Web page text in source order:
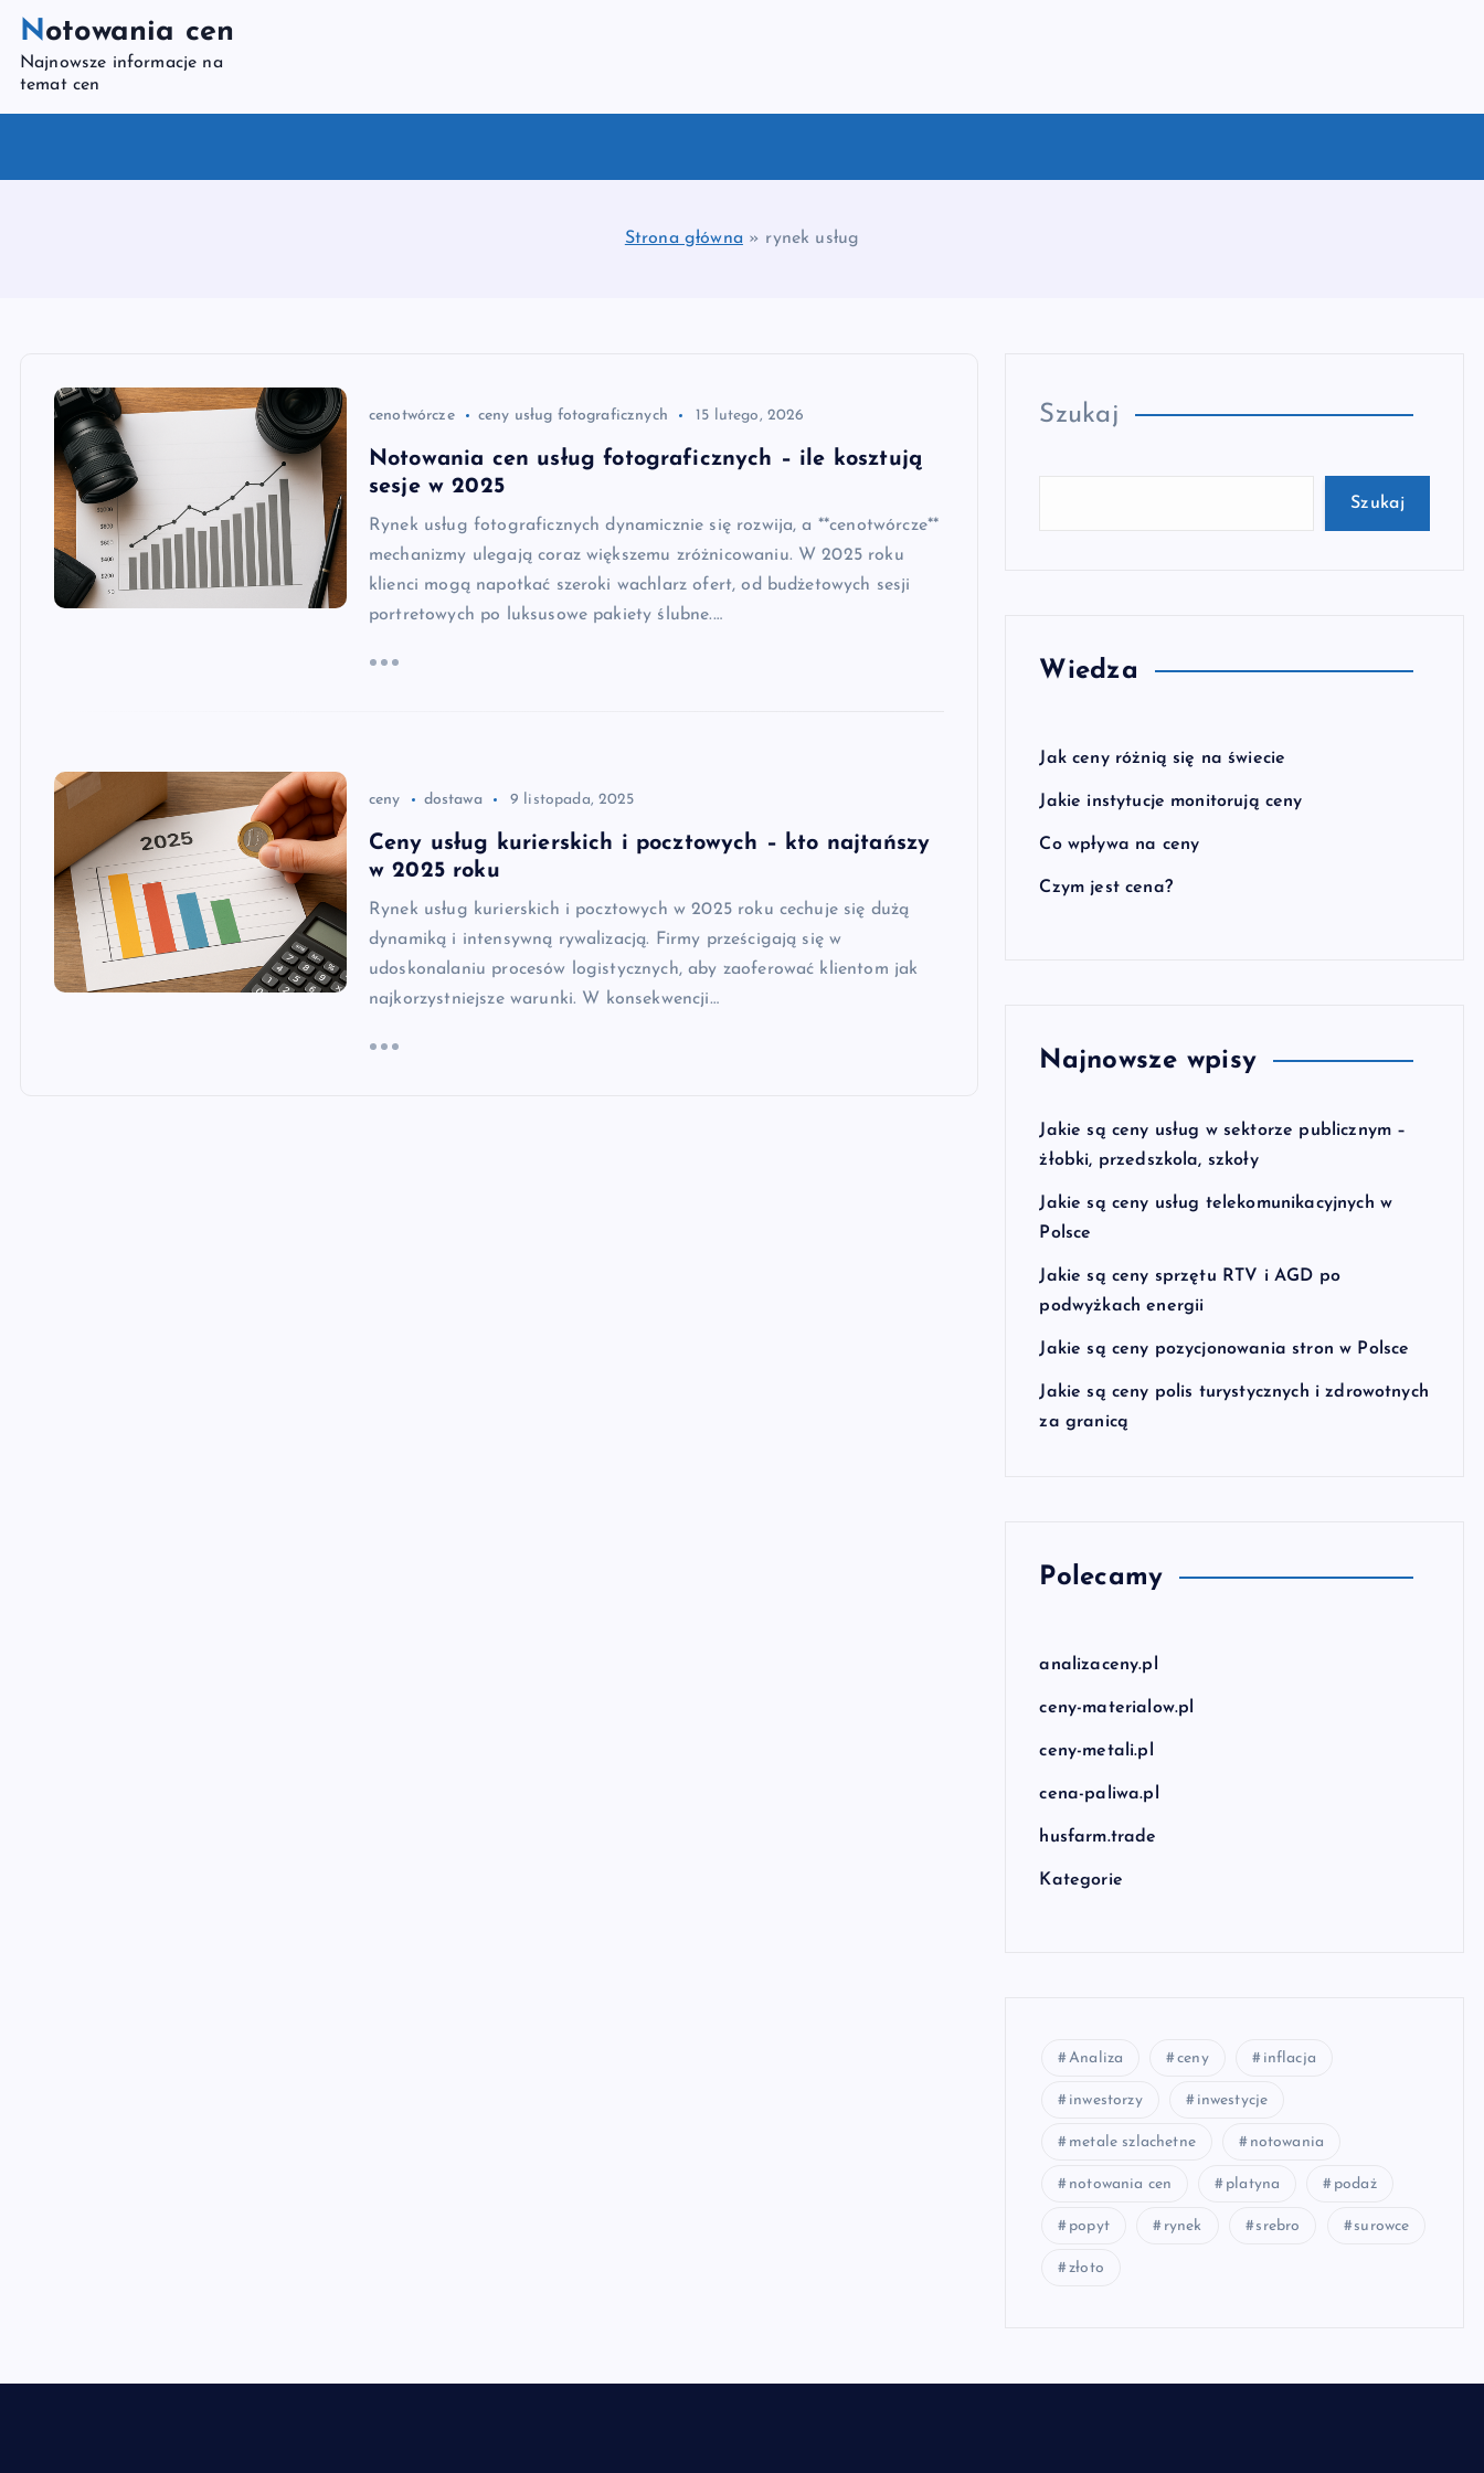
Notowania cen
Najnowsze informacje na
temat cen
Strona główna » rynek usług
cenotwórcze ceny usług fotograficznych 15 lutego, 2026
Notowania cen usług fotograficznych – ile kosztują
sesje w 2025
Rynek usług fotograficznych dynamicznie się rozwija, a **cenotwórcze**
mechanizmy ulegają coraz większemu zróżnicowaniu. W 2025 roku
klienci mogą napotkać szeroki wachlarz ofert, od budżetowych sesji
portretowych po luksusowe pakiety ślubne.…
ceny dostawa 9 listopada, 2025
Ceny usług kurierskich i pocztowych – kto najtańszy
w 2025 roku
Rynek usług kurierskich i pocztowych w 2025 roku cechuje się dużą
dynamiką i intensywną rywalizacją. Firmy prześcigają się w
udoskonalaniu procesów logistycznych, aby zaoferować klientom jak
najkorzystniejsze warunki. W konsekwencji…
Szukaj
Szukaj
Wiedza
Jak ceny różnią się na świecie
Jakie instytucje monitorują ceny
Co wpływa na ceny
Czym jest cena?
Najnowsze wpisy
Jakie są ceny usług w sektorze publicznym –
żłobki, przedszkola, szkoły
Jakie są ceny usług telekomunikacyjnych w
Polsce
Jakie są ceny sprzętu RTV i AGD po
podwyżkach energii
Jakie są ceny pozycjonowania stron w Polsce
Jakie są ceny polis turystycznych i zdrowotnych
za granicą
Polecamy
analizaceny.pl
ceny-materialow.pl
ceny-metali.pl
cena-paliwa.pl
husfarm.trade
Kategorie
Analiza ceny inflacja
inwestorzy inwestycje
metale szlachetne notowania
notowania cen platyna podaż
popyt rynek srebro surowce
złoto